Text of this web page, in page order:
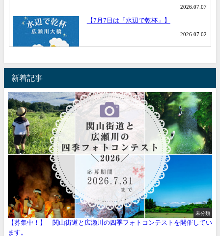
新着記事
未分類
【募集中！】 関山街道と広瀬川の四季フォトコンテストを開催してい
ます。